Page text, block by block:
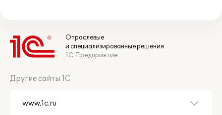
Отраслевые
и специализированные решения
1С:Предприятие
Другие сайты 1С